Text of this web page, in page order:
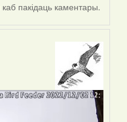
каб пакідаць каментары.